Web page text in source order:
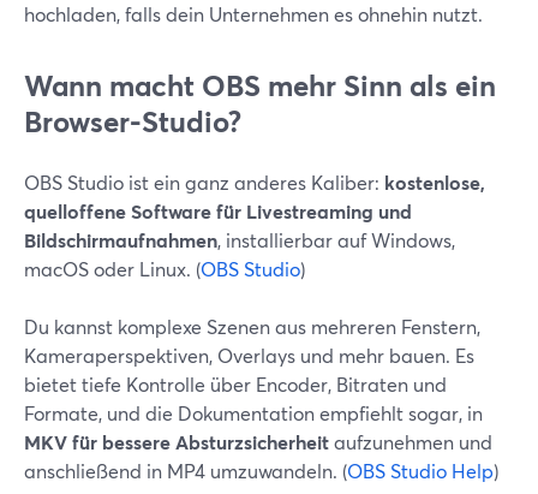
hochladen, falls dein Unternehmen es ohnehin nutzt.
Wann macht OBS mehr Sinn als ein
Browser-Studio?
OBS Studio ist ein ganz anderes Kaliber: kostenlose,
quelloffene Software für Livestreaming und
Bildschirmaufnahmen, installierbar auf Windows,
macOS oder Linux. (OBS Studio)
Du kannst komplexe Szenen aus mehreren Fenstern,
Kameraperspektiven, Overlays und mehr bauen. Es
bietet tiefe Kontrolle über Encoder, Bitraten und
Formate, und die Dokumentation empfiehlt sogar, in
MKV für bessere Absturzsicherheitaufzunehmen und
anschließend in MP4 umzuwandeln. (OBS Studio Help)